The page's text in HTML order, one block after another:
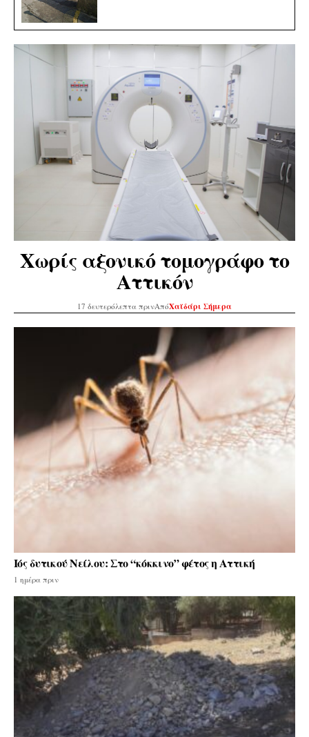
Χωρίς αξονικό τομογράφο το
Αττικόν
17 δευτερόλεπτα πρινΑπόΧαϊδάρι Σήμερα
Ιός δυτικού Νείλου: Στο “κόκκινο” φέτος η Αττική
1 ημέρα πριν